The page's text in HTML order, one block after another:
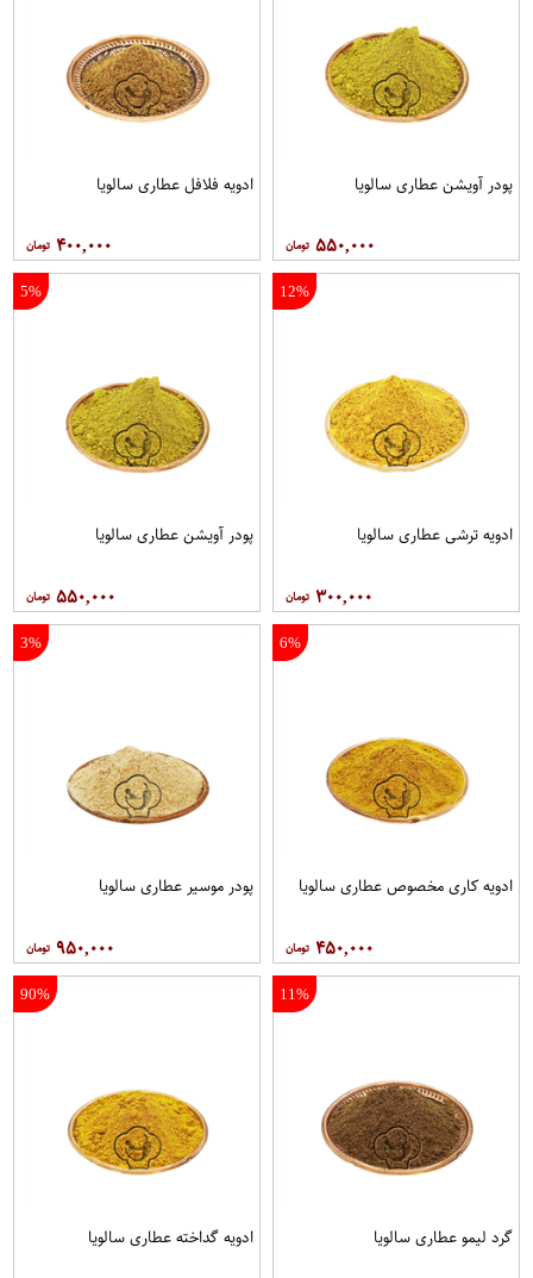
پودر آویشن عطاری سالویا
۵۵۰,۰۰۰
ادویه فلافل عطاری سالویا
۴۰۰,۰۰۰
12%
ادویه ترشی عطاری سالویا
۳۰۰,۰۰۰
5%
پودر آویشن عطاری سالویا
۵۵۰,۰۰۰
6%
ادویه کاری مخصوص عطاری سالویا
۴۵۰,۰۰۰
3%
پودر موسیر عطاری سالویا
۹۵۰,۰۰۰
11%
گرد لیمو عطاری سالویا
90%
ادویه گداخته عطاری سالویا